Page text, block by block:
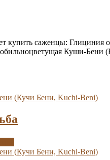
купить саженцы:
Куши-Бени